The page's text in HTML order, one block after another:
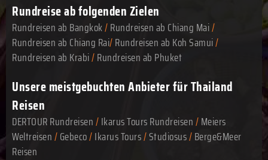
Rundreise ab folgenden Zielen
Rundreisen ab Bangkok/Rundreisen ab Chiang Mai/
Rundreisen ab Chiang Rai/Rundreisen ab Koh Samui/
Rundreisen ab Krabi/Rundreisen ab Phuket
Unsere meistgebuchten Anbieter für Thailand
Reisen
DERTOUR Rundreisen/Ikarus Tours Rundreisen/Meiers
Weltreisen/Gebeco/Ikarus Tours/Studiosus/Berge&Meer
Reisen